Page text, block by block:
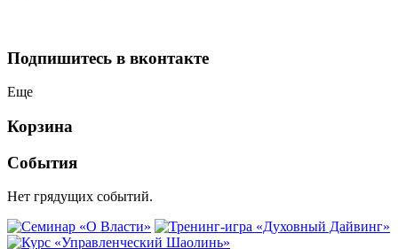
Подпишитесь в вконтакте
Еще
Корзина
События
Нет грядущих событий.